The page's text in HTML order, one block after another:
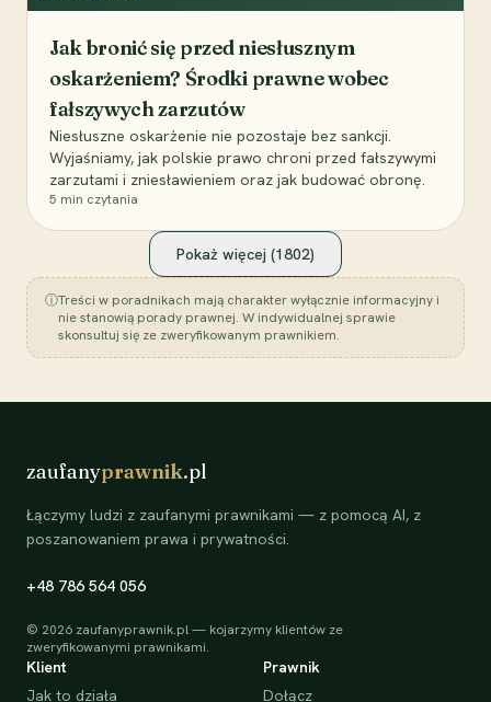
Jak bronić się przed niesłusznym
oskarżeniem? Środki prawne wobec
fałszywych zarzutów
Niesłuszne oskarżenie nie pozostaje bez sankcji.
Wyjaśniamy, jak polskie prawo chroni przed fałszywymi
zarzutami i zniesławieniem oraz jak budować obronę.
5 min czytania
Pokaż więcej (1802)
ⓘTreści w poradnikach mają charakter wyłącznie informacyjny i
nie stanowią porady prawnej. W indywidualnej sprawie
skonsultuj się ze zweryfikowanym prawnikiem.
zaufanyprawnik.pl
Łączymy ludzi z zaufanymi prawnikami — z pomocą AI, z
poszanowaniem prawa i prywatności.
+48 786 564 056
© 2026 zaufanyprawnik.pl — kojarzymy klientów ze
zweryfikowanymi prawnikami.
Klient
Jak to działa
Prawnik
Dołącz